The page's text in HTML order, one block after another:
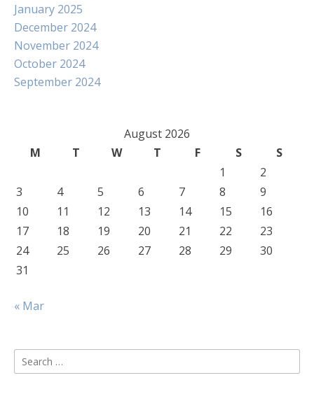
January 2025
December 2024
November 2024
October 2024
September 2024
August 2026
M
T W T F S
S
1
2
3
4 5 6 7 8
9
10
11 12 13 14 15
16
17
18 19 20 21 22
23
24
25 26 27 28 29
30
31
« Mar
Search
for: